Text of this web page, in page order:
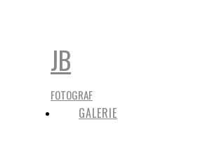
JB
FOTOGRAF
GALERIE